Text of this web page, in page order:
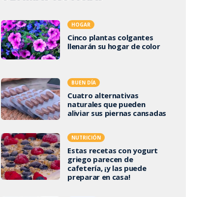
HOGAR
Cinco plantas colgantes
llenarán su hogar de color
BUEN DÍA
Cuatro alternativas
naturales que pueden
aliviar sus piernas cansadas
NUTRICIÓN
Estas recetas con yogurt
griego parecen de
cafetería, ¡y las puede
preparar en casa!